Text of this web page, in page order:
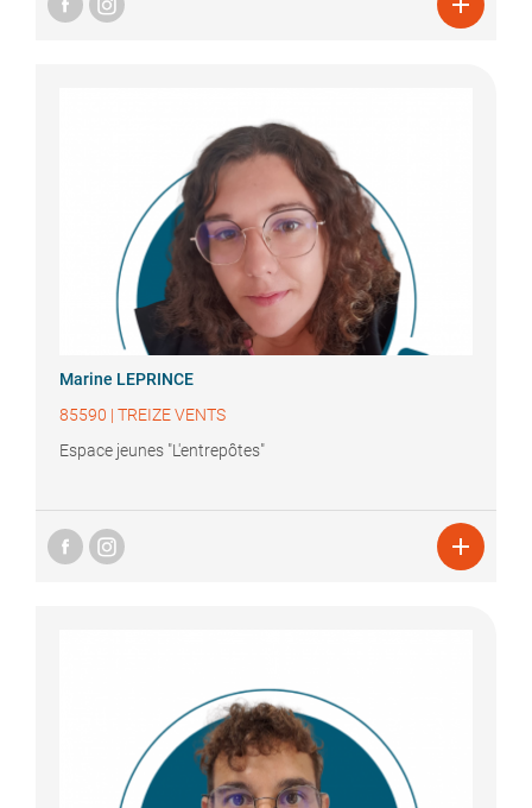
Marine LEPRINCE
85590 | TREIZE VENTS
Espace jeunes "L'entrepôtes"
